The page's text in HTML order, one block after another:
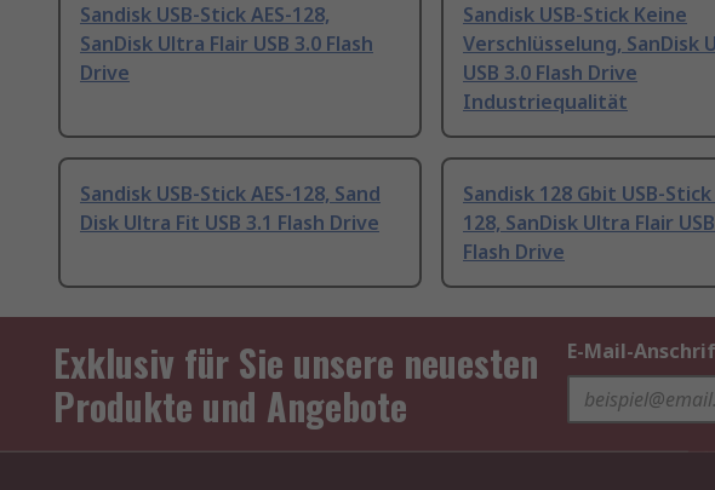
Sandisk USB-Stick AES-128,
SanDisk Ultra Flair USB 3.0 Flash
Drive
Sandisk USB-Stick Keine
Verschlüsselung, SanDisk
USB 3.0 Flash Drive
Industriequalität
Sandisk USB-Stick AES-128, Sand
Disk Ultra Fit USB 3.1 Flash Drive
Sandisk 128 Gbit USB-Stick
128, SanDisk Ultra Flair
Flash Drive
Exklusiv für Sie unsere neuesten
Produkte und Angebote
E-Mail-